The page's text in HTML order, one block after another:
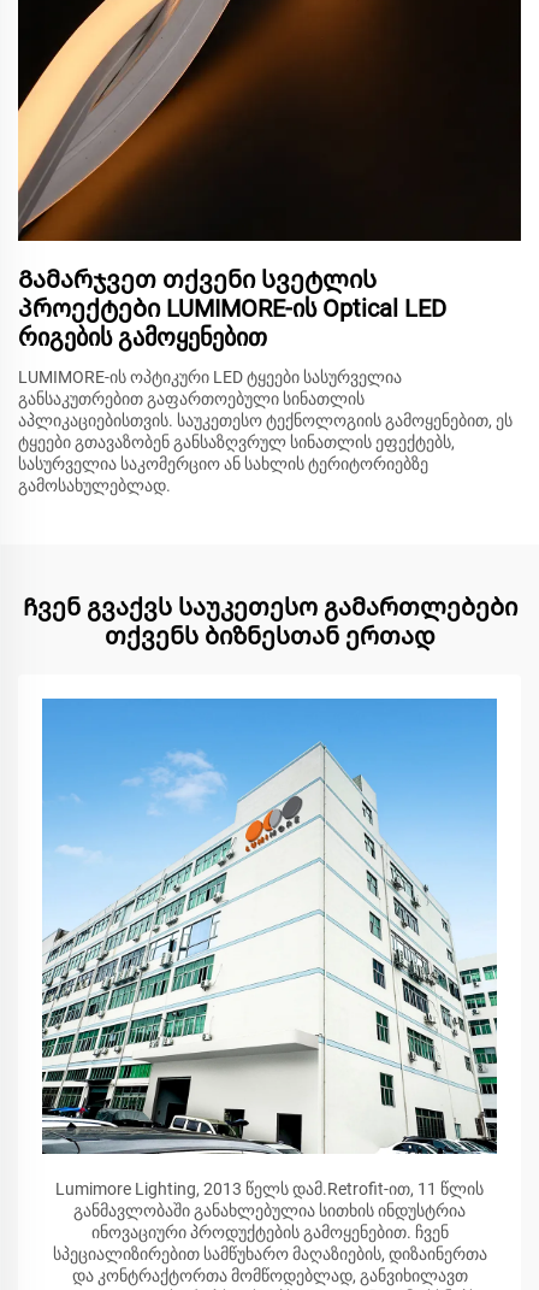
Გამარჯვეთ თქვენი სვეტლის
პროექტები LUMIMORE-ის Optical LED
რიგების გამოყენებით
LUMIMORE-ის ოპტიკური LED ტყეები სასურველია
განსაკუთრებით გაფართოებული სინათლის
აპლიკაციებისთვის. საუკეთესო ტექნოლოგიის გამოყენებით, ეს
ტყეები გთავაზობენ განსაზღვრულ სინათლის ეფექტებს,
სასურველია საკომერციო ან სახლის ტერიტორიებზე
გამოსახულებლად.
Ჩვენ გვაქვს საუკეთესო გამართლებები
თქვენს ბიზნესთან ერთად
Lumimore Lighting, 2013 წელს დამ.Retrofit-ით, 11 წლის
განმავლობაში განახლებულია სითხის ინდუსტრია
ინოვაციური პროდუქტების გამოყენებით. ჩვენ
სპეციალიზირებით სამწუხარო მაღაზიების, დიზაინერთა
და კონტრაქტორთა მომწოდებლად, განვიხილავთ